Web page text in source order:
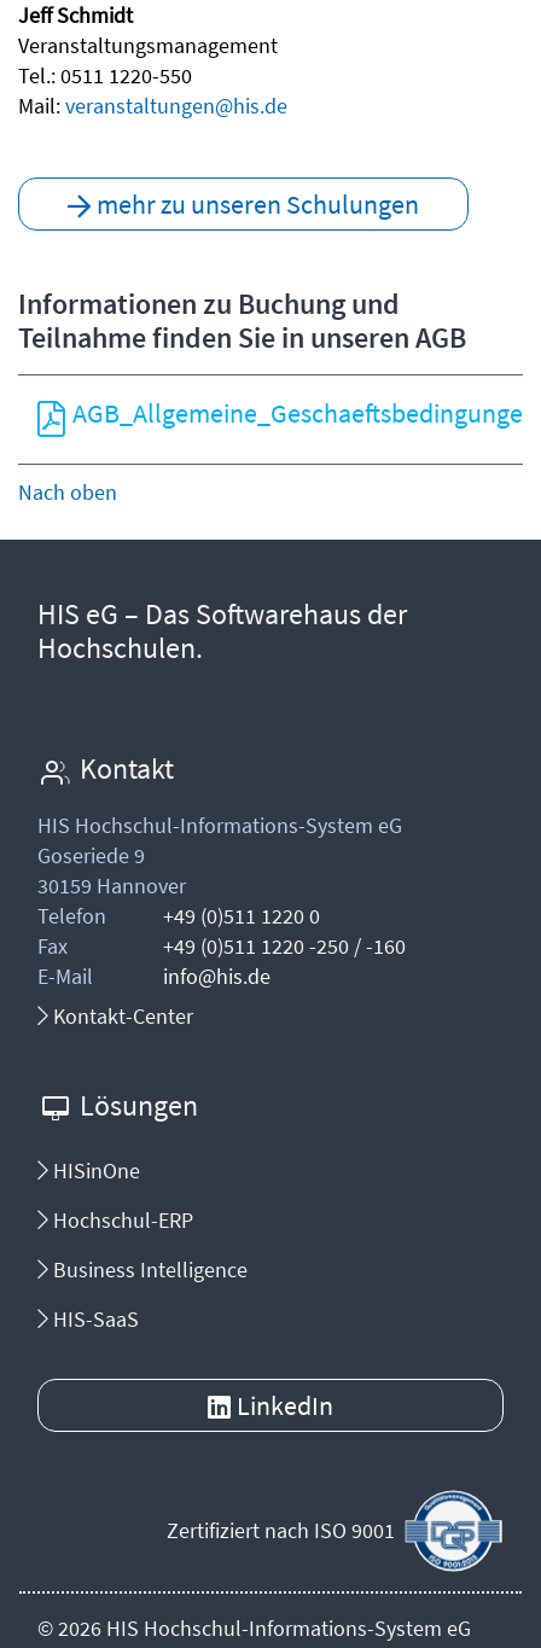
Jeff Schmidt
Veranstaltungsmanagement
Tel.: 0511 1220-550
Mail:veranstaltungen@his.de
mehr zu unseren Schulungen
Informationen zu Buchung und
Teilnahme finden Sie in unseren AGB
Nach oben
HIS eG – Das Softwarehaus der
Hochschulen.
Kontakt
HIS Hochschul-Informations-System eG
Goseriede 9
30159 Hannover
Telefon
+49 (0)511 1220 0
Fax
+49 (0)511 1220 -250 / -160
E-Mail
info@his.de
Kontakt-Center
Lösungen
HISinOne
Hochschul-ERP
Business Intelligence
HIS-SaaS
LinkedIn
Zertifiziert nach ISO 9001
© 2026 HIS Hochschul-Informations-System eG